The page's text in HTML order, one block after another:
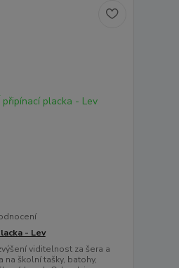
- Lev
viditelnost za šera a
na školní tašky, batohy,